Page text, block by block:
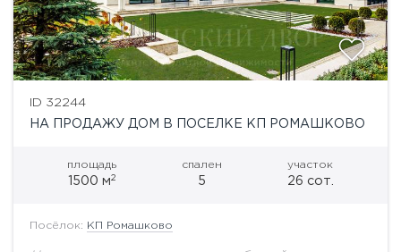
ID 32244
НА ПРОДАЖУ ДОМ В ПОСЕЛКЕ КП РОМАШКОВО
площадь
1500 м2
спален
5
участок
26 сот.
Посёлок: КП Ромашково